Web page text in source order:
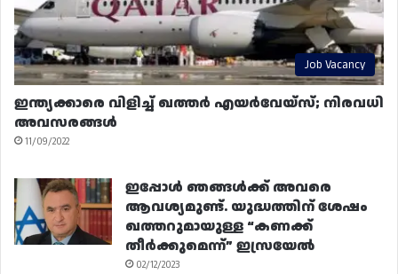
Job Vacancy
ഇന്ത്യക്കാരെ വിളിച്ച് ഖത്തർ എയർവേയ്‌സ്; നിരവധി
അവസരങ്ങൾ
11/09/2022
ഇപ്പോൾ ഞങ്ങൾക്ക് അവരെ
ആവശ്യമുണ്ട്. യുദ്ധത്തിന് ശേഷം
ഖത്തറുമായുള്ള “കണക്ക്
തീർക്കുമെന്ന്” ഇസ്രയേൽ
02/12/2023